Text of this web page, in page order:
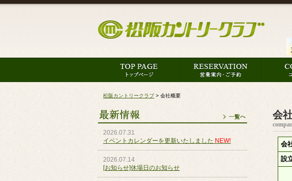
松阪カントリークラブ > 会社概要
2026.07.31
イベントカレンダーを更新いたしました NEW!
2026.07.14
[お知らせ]休場日のお知らせ
会
会
設